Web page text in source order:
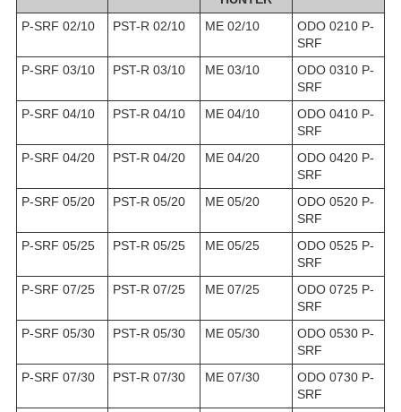
P-SRF 02/10 PST-R 02/10 ME 02/10
ODO 0210 P-
SRF
P-SRF 03/10
PST-R 03/10 ME 03/10
ODO 0310 P-
SRF
P-SRF 04/10
PST-R 04/10 ME 04/10
ODO 0410 P-
SRF
P-SRF 04/20
PST-R 04/20 ME 04/20
ODO 0420 P-
SRF
P-SRF 05/20
PST-R 05/20 ME 05/20
ODO 0520 P-
SRF
P-SRF 05/25
PST-R 05/25 ME 05/25
ODO 0525 P-
SRF
P-SRF 07/25
PST-R 07/25 ME 07/25
ODO 0725 P-
SRF
P-SRF 05/30
PST-R 05/30 ME 05/30
ODO 0530 P-
SRF
P-SRF 07/30
PST-R 07/30 ME 07/30
ODO 0730 P-
SRF